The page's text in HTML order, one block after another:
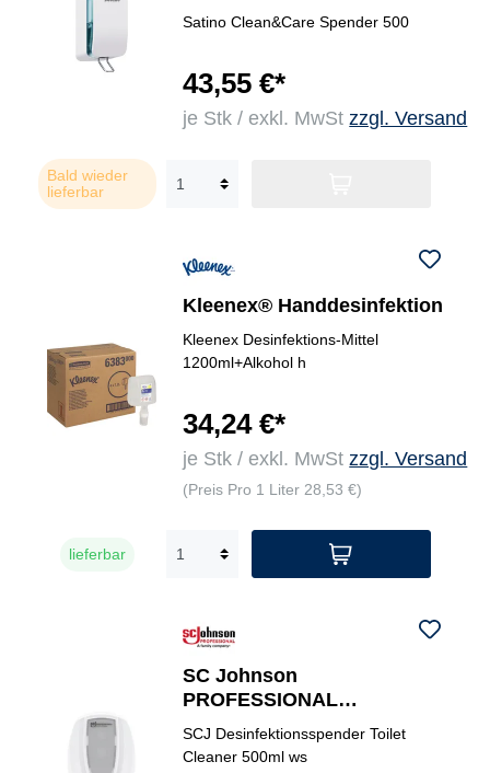
Desinfektionsspender Clean
Satino Clean&Care Spender 500
43,55 €*
je Stk / exkl. MwStzzgl. Versand
Bald wieder
lieferbar
Kleenex® Handdesinfektion
Kleenex Desinfektions-Mittel
1200ml+Alkohol h
34,24 €*
je Stk / exkl. MwStzzgl. Versand
(Preis Pro 1 Liter 28,53 €)
lieferbar
SC Johnson
PROFESSIONAL
Desinfektionsspender Toilet
Cleaner
SCJ Desinfektionsspender Toilet
Cleaner 500ml ws